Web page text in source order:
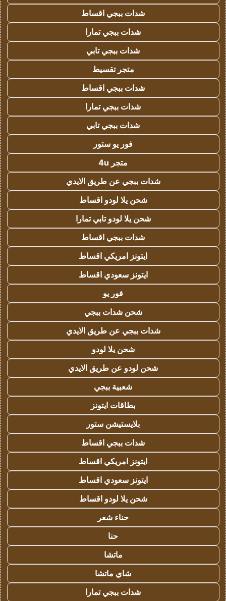
شدات ببجي اقساط
شدات ببجي تمارا
شدات ببجي تابي
متجر تقسيط
شدات ببجي اقساط
شدات ببجي تمارا
شدات ببجي تابي
فور يو ستور
متجر 4u
شدات ببجي عن طريق الايدي
شحن يلا لودو اقساط
شحن يلا لودو تابي تمارا
شدات ببجي اقساط
ايتونز امريكي اقساط
ايتونز سعودي اقساط
فور يو
شحن شدات ببجي
شدات ببجي عن طريق الايدي
شحن يلا لودو
شحن لودو عن طريق الايدي
شعبية ببجي
بطاقات ايتونز
بلايستيشن ستور
شدات ببجي اقساط
ايتونز امريكي اقساط
ايتونز سعودي اقساط
شحن يلا لودو اقساط
حناء شعر
حنا
ماتشا
شاي ماتشا
شدات ببجي تمارا